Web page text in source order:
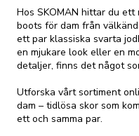
Hos SKOMAN hittar du
boots för dam från
ett par klassiska svarta
en mjukare look eller en
detaljer, finns det något
Utforska vårt sortiment
dam – tidlösa skor som
ett och samma par.